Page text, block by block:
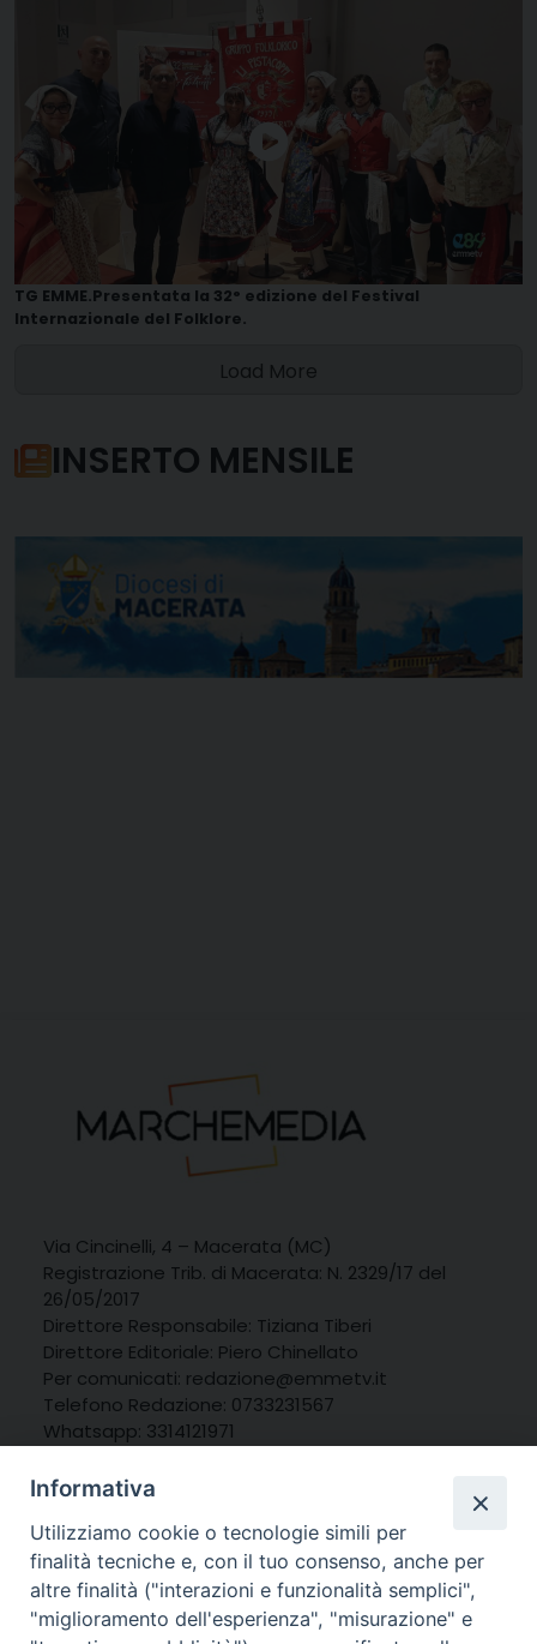
TG EMME.Presentata la 32° edizione del Festival
Internazionale del Folklore.
Load More
INSERTO MENSILE
Via Cincinelli, 4 – Macerata (MC)
Registrazione Trib. di Macerata: N. 2329/17 del
26/05/2017
Direttore Responsabile: Tiziana Tiberi
Direttore Editoriale: Piero Chinellato
Per comunicati: redazione@emmetv.it
Telefono Redazione: 0733231567
Whatsapp: 3314121971
Informativa
Utilizziamo cookie o tecnologie simili per
finalità tecniche e, con il tuo consenso, anche per
altre finalità ("interazioni e funzionalità semplici",
"miglioramento dell'esperienza", "misurazione" e